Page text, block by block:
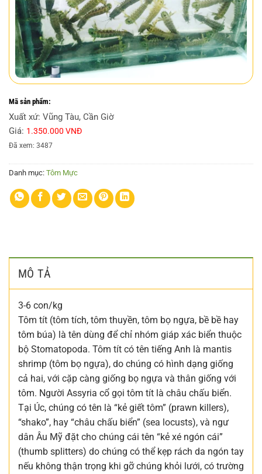
Mã sản phẩm:
Xuất xứ: Vũng Tàu, Cần Giờ
Giá: 1.350.000 VNĐ
Đã xem: 3487
Danh mục: Tôm Mực
MÔ TẢ
3-6 con/kg
Tôm tít (tôm tích, tôm thuyền, tôm bọ ngựa, bề bề hay
tôm búa) là tên dùng để chỉ nhóm giáp xác biển thuộc
bộ Stomatopoda. Tôm tít có tên tiếng Anh là mantis
shrimp (tôm bọ ngựa), do chúng có hình dạng giống
cả hai, với cặp càng giống bọ ngựa và thân giống với
tôm. Người Assyria cổ gọi tôm tít là châu chấu biển.
Tại Úc, chúng có tên là “kẻ giết tôm” (prawn killers),
“shako”, hay “châu chấu biển” (sea locusts), và ngư
dân Âu Mỹ đặt cho chúng cái tên “kẻ xé ngón cái”
(thumb splitters) do chúng có thể kẹp rách da ngón tay
nếu không thận trọng khi gỡ chúng khỏi lưới, có trường